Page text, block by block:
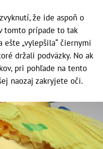
že ide aspoň o
tomto prípade to tak
ešte „vylepšila“ čiernymi
držali podväzky. No ak
pri pohľade na tento
naozaj zakryjete oči.